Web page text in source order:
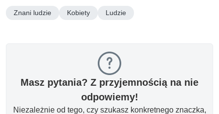
Znani ludzie Kobiety Ludzie
Masz pytania? Z przyjemnością na nie
odpowiemy!
Niezależnie od tego, czy szukasz konkretnego znaczka,